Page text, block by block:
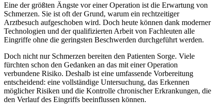
Eine der größten Ängste vor einer Operation ist die Erwartung von
Schmerzen. Sie ist oft der Grund, warum ein rechtzeitiger
Arztbesuch aufgeschoben wird. Doch heute können dank moderner
Technologien und der qualifizierten Arbeit von Fachleuten alle
Eingriffe ohne die geringsten Beschwerden durchgeführt werden.
Doch nicht nur Schmerzen bereiten den Patienten Sorge. Viele
fürchten schon den Gedanken an das mit einer Operation
verbundene Risiko. Deshalb ist eine umfassende Vorbereitung
entscheidend: eine vollständige Untersuchung, das Erkennen
möglicher Risiken und die Kontrolle chronischer Erkrankungen, die
den Verlauf des Eingriffs beeinflussen können.